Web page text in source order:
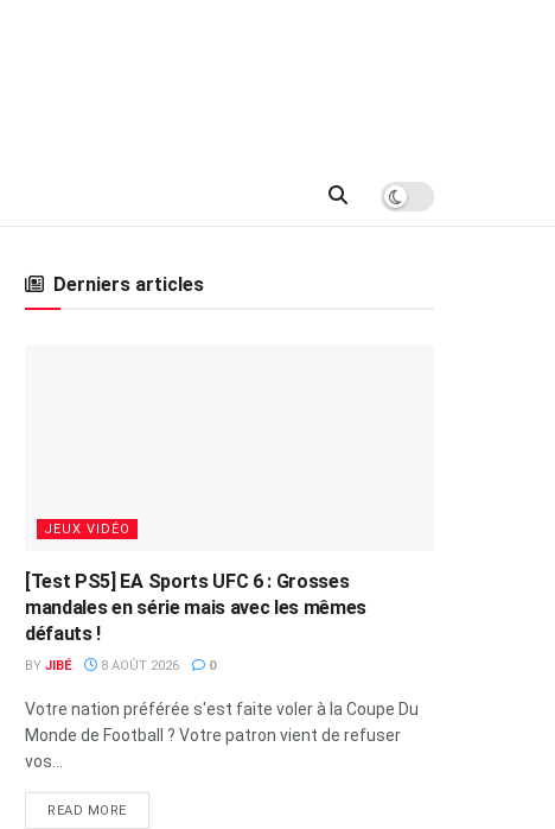
Derniers articles
JEUX VIDÉO
[Test PS5] EA Sports UFC 6 : Grosses
mandales en série mais avec les mêmes
défauts !
BY JIBÉ 8 AOÛT 2026 0
Votre nation préférée s'est faite voler à la Coupe Du
Monde de Football ? Votre patron vient de refuser
vos...
READ MORE